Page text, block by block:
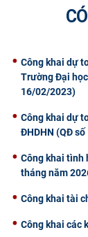
Công khai dự
Trường Đại
16/02/2023)
Công khai dự
ĐHDHN (QĐ
Công khai tình
tháng năm
Công khai tài
Công khai các